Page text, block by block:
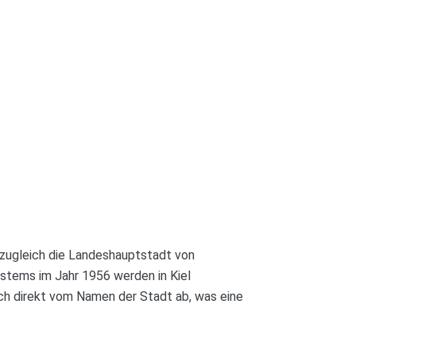
die Landeshauptstadt von
im Jahr 1956 werden in Kiel
direkt vom Namen der Stadt ab, was eine